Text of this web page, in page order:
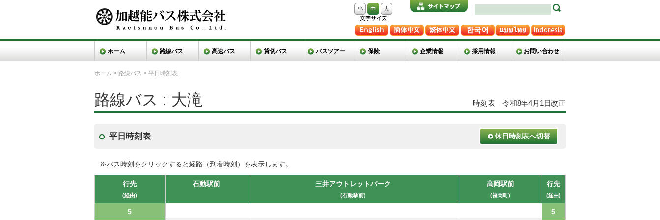
ホーム 路線バス 高速バス 貸切バス バスツアー 保険 企業情報 採用情報 お問い合わせ
ホーム > 路線バス > 平日時刻表
路線バス : 大滝 時刻表 令和8年4月1日改正
平日時刻表 休日時刻表へ切替
※バス時刻をクリックすると経路（到着時刻）を表示します。
石動駅前 三井アウトレットパーク 高岡駅前 行先
(石動駅前) (福岡町) (経由)
5
行先
(経由)
5